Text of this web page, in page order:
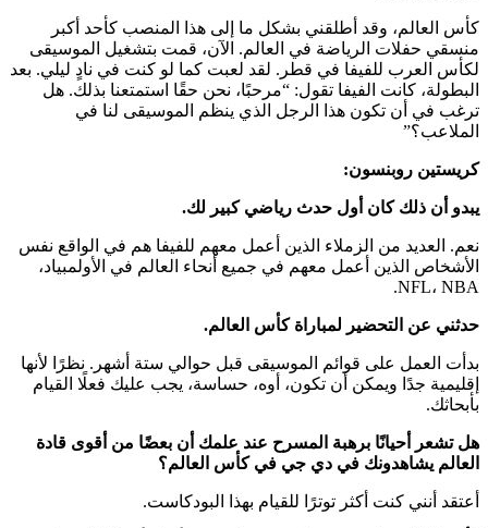
كأس العالم، وقد أطلقني بشكل ما إلى هذا المنصب كأحد أكبر
منسقي حفلات الرياضة في العالم. الآن، قمت بتشغيل الموسيقى
لكأس العرب للفيفا في قطر. لقد لعبت كما لو كنت في نادٍ ليلي. بعد
البطولة، كانت الفيفا تقول: “مرحبًا، نحن حقًا استمتعنا بذلك. هل
ترغب في أن تكون هذا الرجل الذي ينظم الموسيقى لنا في
الملاعب؟”
كريستين روبنسون:
يبدو أن ذلك كان أول حدث رياضي كبير لك.
نعم. العديد من الزملاء الذين أعمل معهم للفيفا هم في الواقع نفس
الأشخاص الذين أعمل معهم في جميع أنحاء العالم في الأولمبياد،
NFL، NBA.
حدثني عن التحضير لمباراة كأس العالم.
بدأت العمل على قوائم الموسيقى قبل حوالي ستة أشهر. نظرًا لأنها
إقليمية جدًا ويمكن أن تكون، أوه، حساسة، يجب عليك فعلًا القيام
بأبحاثك.
هل تشعر أحيانًا برهبة المسرح عند علمك أن بعضًا من أقوى قادة
العالم يشاهدونك في دي جي في كأس العالم؟
أعتقد أنني كنت أكثر توترًا للقيام بهذا البودكاست.